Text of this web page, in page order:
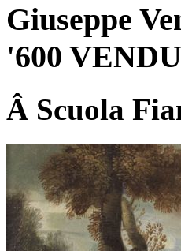
Giuseppe
'600
Â Scuola